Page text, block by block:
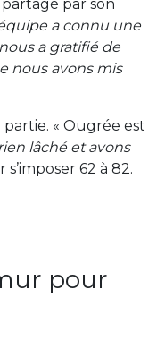
partagé par son
a connu une
a gratifié de
nous avons mis
« Ougrée est
lâché et avons
62 à 82.
pour